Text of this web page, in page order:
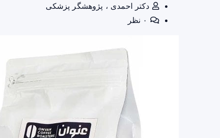
دکتر احمدی ، پژوهشگر پزشکی